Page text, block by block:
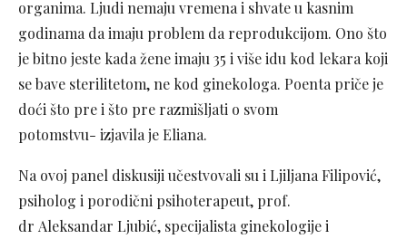
organima. Ljudi nemaju vremena i shvate u kasnim
godinama da imaju problem da reprodukcijom. Ono što
je bitno jeste kada žene imaju 35 i više idu kod lekara koji
se bave sterilitetom, ne kod ginekologa. Poenta priče je
doći što pre i što pre razmišljati o svom
potomstvu- izjavila je Eliana.
Na ovoj panel diskusiji učestvovali su i Ljiljana Filipović,
psiholog i porodični psihoterapeut, prof.
dr Aleksandar Ljubić, specijalista ginekologije i